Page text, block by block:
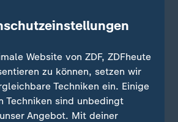
lösen können.
von Israel und
Website von ZDF, ZDFheute
zu können, setzen wir
Techniken ein. Einige
Techniken sind unbedingt
Angebot. Mit deiner